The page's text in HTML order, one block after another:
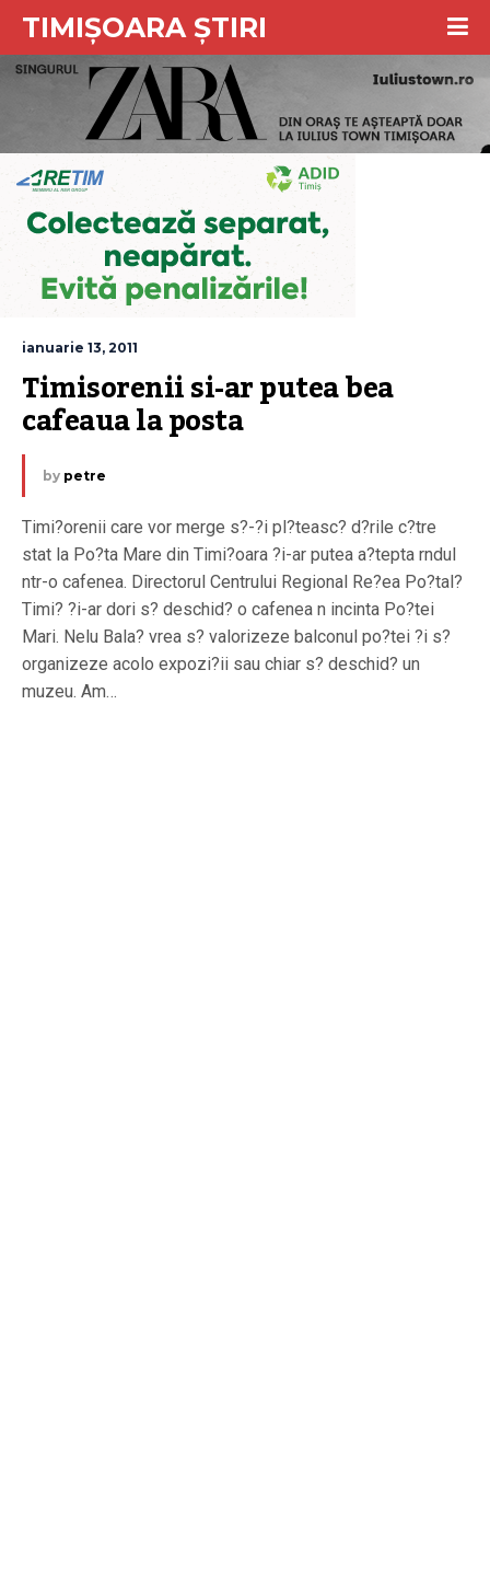
TIMIȘOARA ȘTIRI
ianuarie 13, 2011
Timisorenii si-ar putea bea
cafeaua la posta
by petre
Timi?orenii care vor merge s?-?i pl?teasc? d?rile c?tre
stat la Po?ta Mare din Timi?oara ?i-ar putea a?tepta rndul
ntr-o cafenea. Directorul Centrului Regional Re?ea Po?tal?
Timi? ?i-ar dori s? deschid? o cafenea n incinta Po?tei
Mari. Nelu Bala? vrea s? valorizeze balconul po?tei ?i s?
organizeze acolo expozi?ii sau chiar s? deschid? un
muzeu. Am…